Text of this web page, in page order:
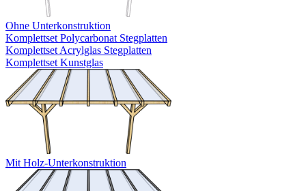
Ohne Unterkonstruktion
Komplettset Polycarbonat Stegplatten
Komplettset Acrylglas Stegplatten
Komplettset Kunstglas
Mit Holz-Unterkonstruktion